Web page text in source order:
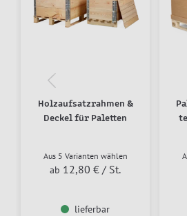
Holzaufsatzrahmen &
Deckel für Paletten
Aus 5 Varianten wählen
ab 12,80 € / St.
lieferbar